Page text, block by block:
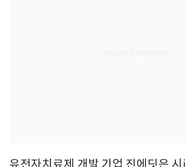
유전자치료제 개발 기업 진에딧은